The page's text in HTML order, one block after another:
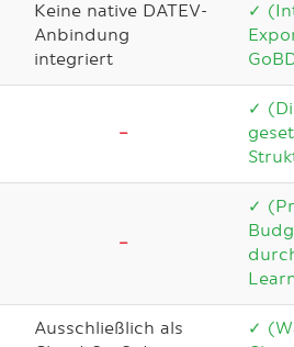
Keine native DATEV-
Anbindung
integriert
✓
–
✓
–
✓
Ausschließlich als
✓